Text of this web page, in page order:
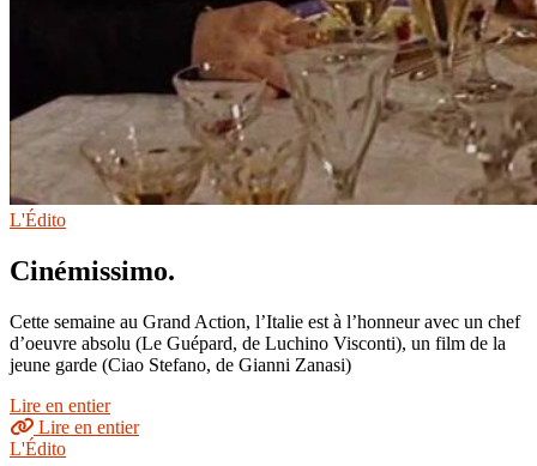
L'Édito
Cinémissimo.
Cette semaine au Grand Action, l’Italie est à l’honneur avec un chef
d’oeuvre absolu (Le Guépard, de Luchino Visconti), un film de la
jeune garde (Ciao Stefano, de Gianni Zanasi)
Lire en entier
Lire en entier
L'Édito